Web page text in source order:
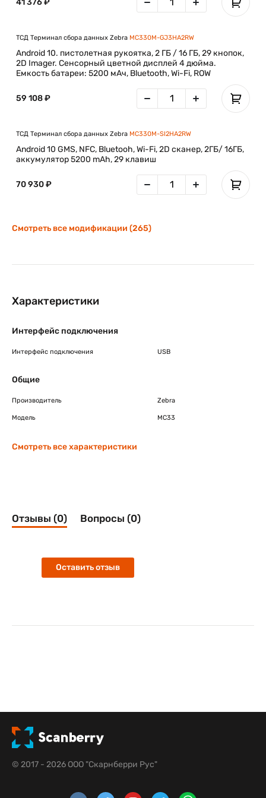
41 376 ₽
ТСД Терминал сбора данных Zebra MC330M-GJ3HA2RW
Android 10. пистолетная рукоятка, 2 ГБ / 16 ГБ, 29 кнопок,
2D Imager. Сенсорный цветной дисплей 4 дюйма.
Емкость батареи: 5200 мАч, Bluetooth, Wi-Fi, ROW
59 108 ₽
ТСД Терминал сбора данных Zebra MC330M-SI2HA2RW
Android 10 GMS, NFC, Bluetooh, Wi-Fi, 2D сканер, 2ГБ/ 16ГБ,
аккумулятор 5200 mAh, 29 клавиш
70 930 ₽
Смотреть все модификации (265)
Характеристики
Интерфейс подключения
Интерфейс подключения USB
Общие
Производитель Zebra
Модель MC33
Смотреть все характеристики
Отзывы (0) Вопросы (0)
Оставить отзыв
© 2017 - 2026 ООО "Скарнберри Рус"